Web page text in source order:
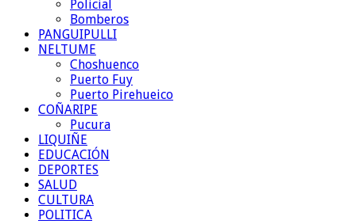
Policial
Bomberos
PANGUIPULLI
NELTUME
Choshuenco
Puerto Fuy
Puerto Pirehueico
COÑARIPE
Pucura
LIQUIÑE
EDUCACIÓN
DEPORTES
SALUD
CULTURA
POLITICA